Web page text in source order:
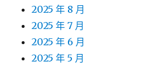
2025 年 8 月
2025 年 7 月
2025 年 6 月
2025 年 5 月